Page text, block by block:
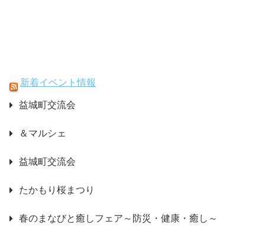
新着イベント情報
益城町交流会
＆マルシェ
益城町交流会
たかもり桜まつり
春のまなびと癒しフェア～防災・健康・癒し～